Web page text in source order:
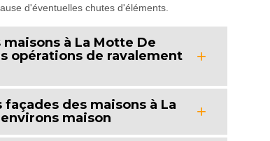
d'éventuelles chutes d'éléments.
à La Motte De
opérations de ravalement
des maisons à La
maison